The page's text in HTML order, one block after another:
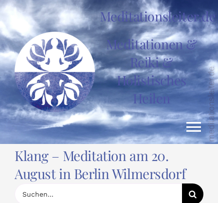
Zum
Inhalt
springen
Meditationsleiter.de
Meditationen &
Reiki &
Holistisches
Heilen
News
Klang – Meditation am 20.
August in Berlin Wilmersdorf
nach: